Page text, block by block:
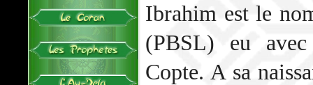
Ibrahim est le
(PBSL) eu
Copte. A sa